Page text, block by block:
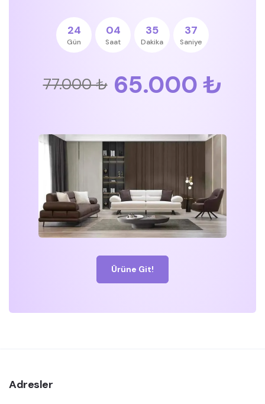
24
Gün
04
Saat
35
Dakika
36
Saniye
77.000 ₺ 65.000 ₺
Ürüne Git!
Adresler